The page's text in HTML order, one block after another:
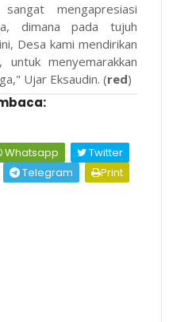
mengapresiasi
dimana pada tujuh
Desa kami mendirikan
menyemarakkan
Ujar Eksaudin. (red)
Whatsapp
Twitter
Telegram
Print